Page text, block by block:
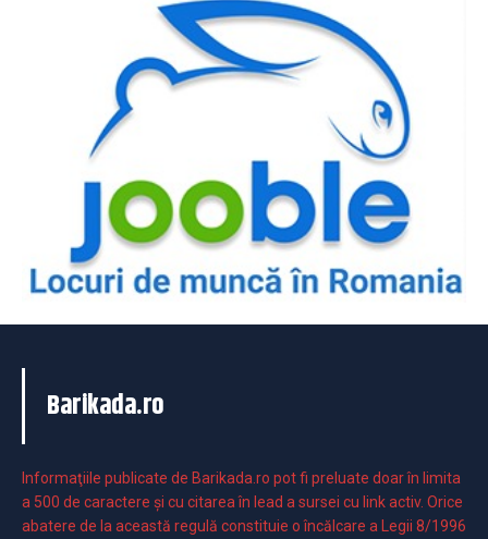
Barikada.ro
Informaţiile publicate de Barikada.ro pot fi preluate doar în limita
a 500 de caractere şi cu citarea în lead a sursei cu link activ. Orice
abatere de la această regulă constituie o încălcare a Legii 8/1996